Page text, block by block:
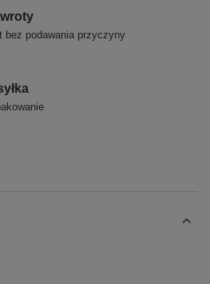
bez podawania przyczyny